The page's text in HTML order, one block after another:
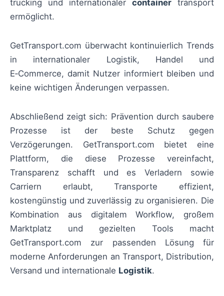
trucking und internationaler container transport
ermöglicht.
GetTransport.com überwacht kontinuierlich Trends
in internationaler Logistik, Handel und
E‑Commerce, damit Nutzer informiert bleiben und
keine wichtigen Änderungen verpassen.
Abschließend zeigt sich: Prävention durch saubere
Prozesse ist der beste Schutz gegen
Verzögerungen. GetTransport.com bietet eine
Plattform, die diese Prozesse vereinfacht,
Transparenz schafft und es Verladern sowie
Carriern erlaubt, Transporte effizient,
kostengünstig und zuverlässig zu organisieren. Die
Kombination aus digitalem Workflow, großem
Marktplatz und gezielten Tools macht
GetTransport.com zur passenden Lösung für
moderne Anforderungen an Transport, Distribution,
Versand und internationale Logistik.